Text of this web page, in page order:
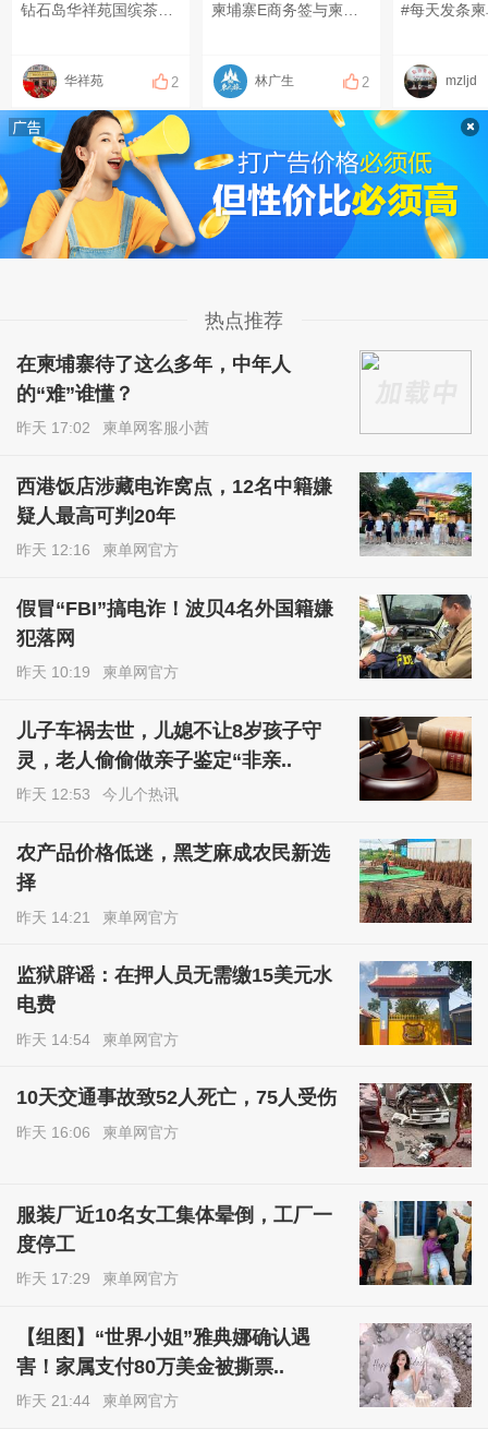
钻石岛华祥苑国缤茶欢迎您
华祥苑 2
柬埔寨E商务签与柬埔寨ＥＢ工作签区别 #柬埔寨签证#柬埔寨商务签#柬埔寨工作签#柬埔寨签证避坑
林广生 2
#每天发条
mzljd
热点推荐
在柬埔寨待了这么多年，中年人
的“难”谁懂？
昨天 17:02 柬单网客服小茜
西港饭店涉藏电诈窝点，12名中籍嫌
疑人最高可判20年
昨天 12:16 柬单网官方
假冒“FBI”搞电诈！波贝4名外国籍嫌
犯落网
昨天 10:19 柬单网官方
儿子车祸去世，儿媳不让8岁孩子守
灵，老人偷偷做亲子鉴定“非亲..
昨天 12:53 今儿个热讯
农产品价格低迷，黑芝麻成农民新选
择
昨天 14:21 柬单网官方
监狱辟谣：在押人员无需缴15美元水
电费
昨天 14:54 柬单网官方
10天交通事故致52人死亡，75人受伤
昨天 16:06 柬单网官方
服装厂近10名女工集体晕倒，工厂一
度停工
昨天 17:29 柬单网官方
【组图】“世界小姐”雅典娜确认遇
害！家属支付80万美金被撕票..
昨天 21:44 柬单网官方